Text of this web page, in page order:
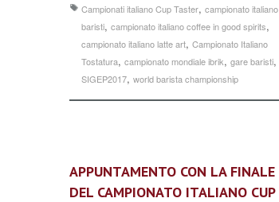
Campionati italiano Cup Taster, campionato italiano
baristi, campionato italiano coffee in good spirits,
campionato italiano latte art, Campionato Italiano
Tostatura, campionato mondiale ibrik, gare baristi,
SIGEP2017, world barista championship
APPUNTAMENTO CON LA FINALE
DEL CAMPIONATO ITALIANO CUP